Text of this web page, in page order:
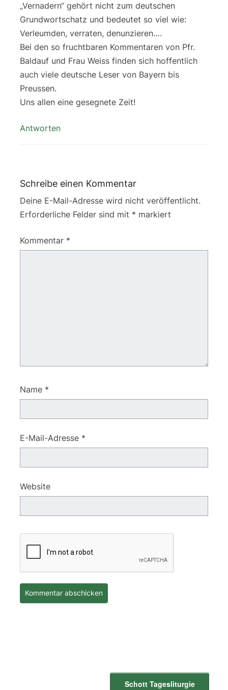
„Vernadern“ gehört nicht zum deutschen
Grundwortschatz und bedeutet so viel wie:
Verleumden, verraten, denunzieren….
Bei den so fruchtbaren Kommentaren von Pfr.
Baldauf und Frau Weiss finden sich hoffentlich
auch viele deutsche Leser von Bayern bis
Preussen.
Uns allen eine gesegnete Zeit!
Antworten
Schreibe einen Kommentar
Deine E-Mail-Adresse wird nicht veröffentlicht.
Erforderliche Felder sind mit * markiert
Kommentar *
Name *
E-Mail-Adresse *
Website
Schott Tagesliturgie